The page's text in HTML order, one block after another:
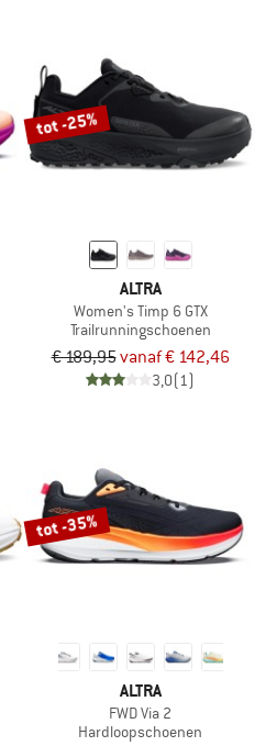
tot -25%
ALTRA
Women's Timp 6 GTX
Trailrunningschoenen
€ 189,95vanaf € 142,46
3,0(1)
tot -35%
ALTRA
FWD Via 2
Hardloopschoenen